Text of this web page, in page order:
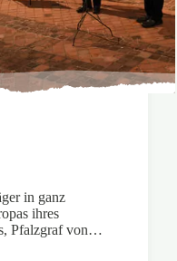
in ganz
ihres
Pfalzgraf von…